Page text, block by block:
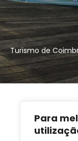
Para
Turismo de